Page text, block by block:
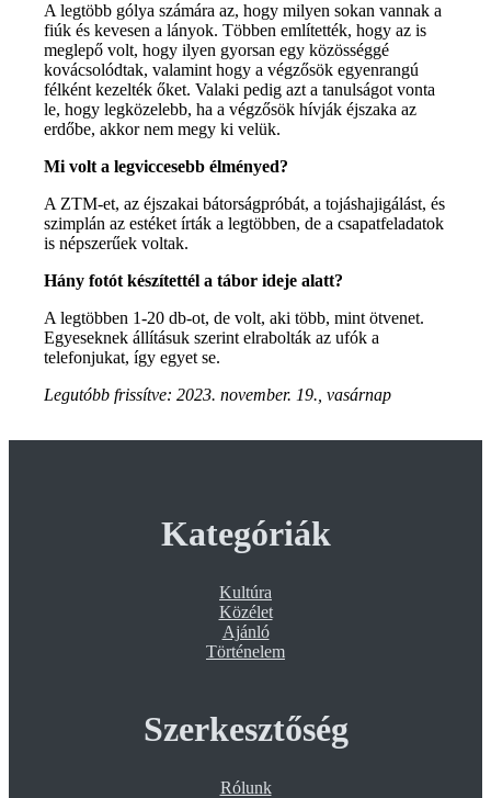
A legtöbb gólya számára az, hogy milyen sokan vannak a
fiúk és kevesen a lányok. Többen említették, hogy az is
meglepő volt, hogy ilyen gyorsan egy közösséggé
kovácsolódtak, valamint hogy a végzősök egyenrangú
félként kezelték őket. Valaki pedig azt a tanulságot vonta
le, hogy legközelebb, ha a végzősök hívják éjszaka az
erdőbe, akkor nem megy ki velük.
Mi volt a legviccesebb élményed?
A ZTM-et, az éjszakai bátorságpróbát, a tojáshajigálást, és
szimplán az estéket írták a legtöbben, de a csapatfeladatok
is népszerűek voltak.
Hány fotót készítettél a tábor ideje alatt?
A legtöbben 1-20 db-ot, de volt, aki több, mint ötvenet.
Egyeseknek állításuk szerint elrabolták az ufók a
telefonjukat, így egyet se.
Legutóbb frissítve: 2023. november. 19., vasárnap
Kategóriák
Kultúra
Közélet
Ajánló
Történelem
Szerkesztőség
Rólunk